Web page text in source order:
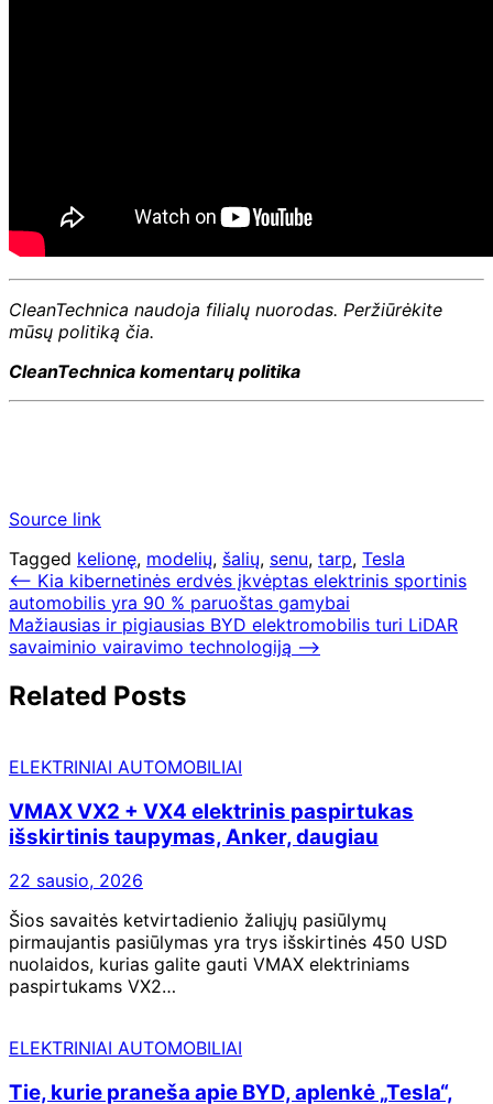
CleanTechnica naudoja filialų nuorodas. Peržiūrėkite
mūsų politiką čia.
CleanTechnica komentarų politika
Source link
Tagged kelionę, modelių, šalių, senu, tarp, Tesla
Navigacija
tarp
įrašų
⟵ Kia kibernetinės erdvės įkvėptas elektrinis sportinis
automobilis yra 90 % paruoštas gamybai
Mažiausias ir pigiausias BYD elektromobilis turi LiDAR
savaiminio vairavimo technologiją ⟶
Related Posts
ELEKTRINIAI AUTOMOBILIAI
VMAX VX2 + VX4 elektrinis paspirtukas
išskirtinis taupymas, Anker, daugiau
22 sausio, 2026
Šios savaitės ketvirtadienio žaliųjų pasiūlymų
pirmaujantis pasiūlymas yra trys išskirtinės 450 USD
nuolaidos, kurias galite gauti VMAX elektriniams
paspirtukams VX2…
ELEKTRINIAI AUTOMOBILIAI
Tie, kurie praneša apie BYD, aplenkė „Tesla“,